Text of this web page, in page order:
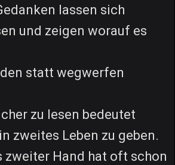
lassen sich
und zeigen worauf es
statt wegwerfen
zu lesen bedeutet
zweites Leben zu geben.
zweiter Hand hat oft schon